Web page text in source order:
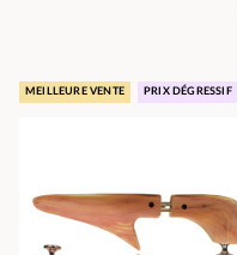
MEILLEURE VENTE PRIX DÉGRESSIF